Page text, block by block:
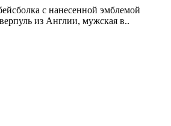
с нанесенной эмблемой
из Англии, мужская в..